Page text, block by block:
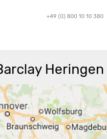
+49 (0) 800 10 10 380
Heringen